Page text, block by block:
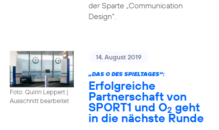
der Sparte „Communication
Design“.
Foto: Quirin Leppert |
Ausschnitt bearbeitet
14. August 2019
„DAS O DES SPIELTAGES“:
Erfolgreiche
Partnerschaft von
SPORT1 und O2 geht
in die nächste Runde